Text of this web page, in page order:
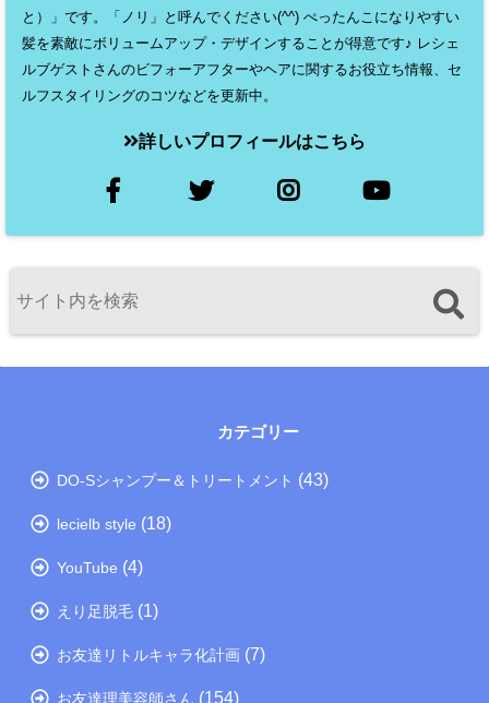
と）」です。「ノリ」と呼んでください(^^) ぺったんこになりやすい
髪を素敵にボリュームアップ・デザインすることが得意です♪ レシェ
ルブゲストさんのビフォーアフターやヘアに関するお役立ち情報、セ
ルフスタイリングのコツなどを更新中。
詳しいプロフィールはこちら
カテゴリー
DO-Sシャンプー＆トリートメント (43)
lecielb style (18)
YouTube (4)
えり足脱毛 (1)
お友達リトルキャラ化計画 (7)
お友達理美容師さん (154)